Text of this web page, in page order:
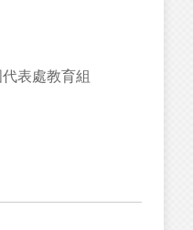
表處教育組